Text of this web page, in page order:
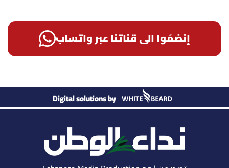
إنضمّوا الى قناتنا عبر واتساب
Digital solutions by